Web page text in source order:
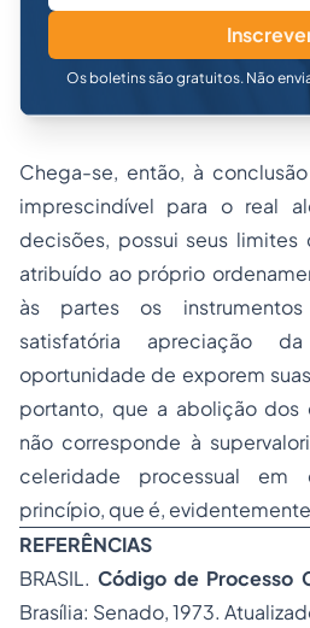
Os boletins são gratuitos. Não
Chega-se, então, à
imprescindível para o real
decisões, possui seus
atribuído ao próprio
às partes os
satisfatória apreciação
oportunidade de exporem
portanto, que a abolição dos
não corresponde à
celeridade processual
princípio, que é,
REFERÊNCIAS
BRASIL.Código de Processo
Brasília: Senado, 1973.